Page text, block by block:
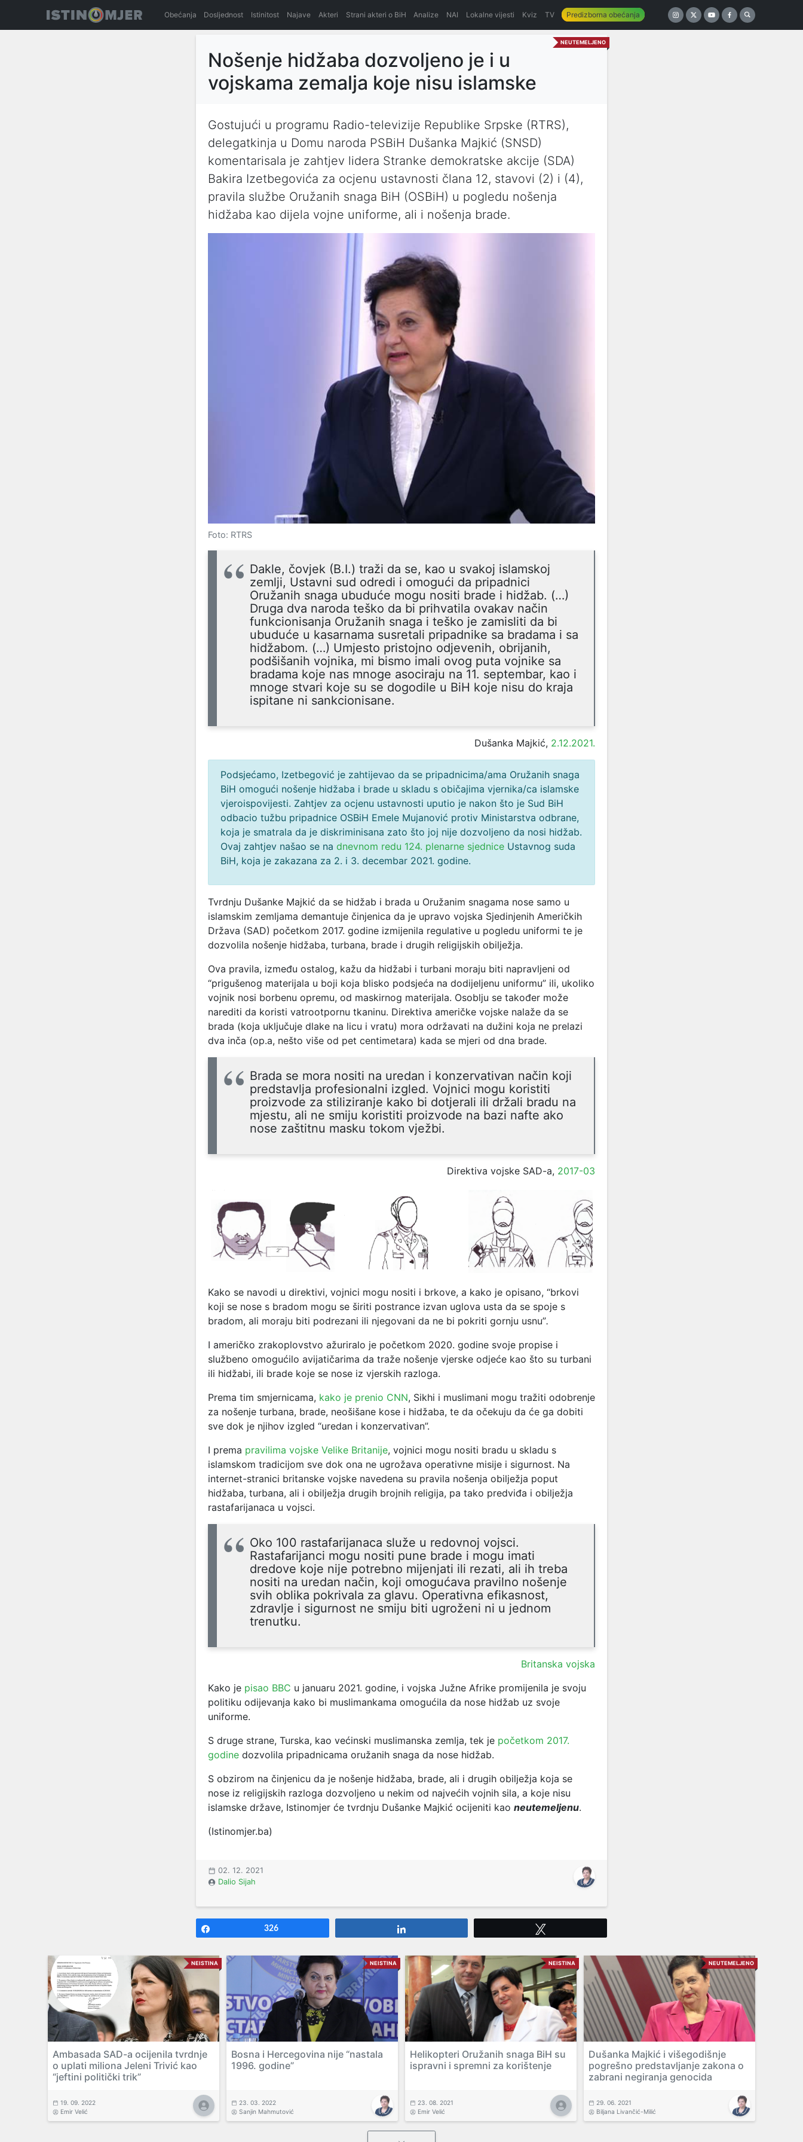
Obećanja Dosljednost Istinitost Najave Akteri Strani akteri o BiH Analize NAI Lokalne vijesti Kviz TV Predizborna obećanja
NEUTEMELJENO
Nošenje hidžaba dozvoljeno je i u
vojskama zemalja koje nisu islamske
Gostujući u programu Radio-televizije Republike Srpske (RTRS),
delegatkinja u Domu naroda PSBiH Dušanka Majkić (SNSD)
komentarisala je zahtjev lidera Stranke demokratske akcije (SDA)
Bakira Izetbegovića za ocjenu ustavnosti člana 12, stavovi (2) i (4),
pravila službe Oružanih snaga BiH (OSBiH) u pogledu nošenja
hidžaba kao dijela vojne uniforme, ali i nošenja brade.
Foto: RTRS
Dakle, čovjek (B.I.) traži da se, kao u svakoj islamskoj
zemlji, Ustavni sud odredi i omogući da pripadnici
Oružanih snaga ubuduće mogu nositi brade i hidžab. (…)
Druga dva naroda teško da bi prihvatila ovakav način
funkcionisanja Oružanih snaga i teško je zamisliti da bi
ubuduće u kasarnama susretali pripadnike sa bradama i sa
hidžabom. (…) Umjesto pristojno odjevenih, obrijanih,
podšišanih vojnika, mi bismo imali ovog puta vojnike sa
bradama koje nas mnoge asociraju na 11. septembar, kao i
mnoge stvari koje su se dogodile u BiH koje nisu do kraja
ispitane ni sankcionisane.
Dušanka Majkić, 2.12.2021.
Podsjećamo, Izetbegović je zahtijevao da se pripadnicima/ama Oružanih snaga
BiH omogući nošenje hidžaba i brade u skladu s običajima vjernika/ca islamske
vjeroispovijesti. Zahtjev za ocjenu ustavnosti uputio je nakon što je Sud BiH
odbacio tužbu pripadnice OSBiH Emele Mujanović protiv Ministarstva odbrane,
koja je smatrala da je diskriminisana zato što joj nije dozvoljeno da nosi hidžab.
Ovaj zahtjev našao se na dnevnom redu 124. plenarne sjednice Ustavnog suda
BiH, koja je zakazana za 2. i 3. decembar 2021. godine.
Tvrdnju Dušanke Majkić da se hidžab i brada u Oružanim snagama nose samo u
islamskim zemljama demantuje činjenica da je upravo vojska Sjedinjenih Američkih
Država (SAD) početkom 2017. godine izmijenila regulative u pogledu uniformi te je
dozvolila nošenje hidžaba, turbana, brade i drugih religijskih obilježja.
Ova pravila, između ostalog, kažu da hidžabi i turbani moraju biti napravljeni od
“prigušenog materijala u boji koja blisko podsjeća na dodijeljenu uniformu” ili, ukoliko
vojnik nosi borbenu opremu, od maskirnog materijala. Osoblju se također može
narediti da koristi vatrootpornu tkaninu. Direktiva američke vojske nalaže da se
brada (koja uključuje dlake na licu i vratu) mora održavati na dužini koja ne prelazi
dva inča (op.a, nešto više od pet centimetara) kada se mjeri od dna brade.
Brada se mora nositi na uredan i konzervativan način koji
predstavlja profesionalni izgled. Vojnici mogu koristiti
proizvode za stiliziranje kako bi dotjerali ili držali bradu na
mjestu, ali ne smiju koristiti proizvode na bazi nafte ako
nose zaštitnu masku tokom vježbi.
Direktiva vojske SAD-a, 2017-03
Kako se navodi u direktivi, vojnici mogu nositi i brkove, a kako je opisano, “brkovi
koji se nose s bradom mogu se širiti postrance izvan uglova usta da se spoje s
bradom, ali moraju biti podrezani ili njegovani da ne bi pokriti gornju usnu”.
I američko zrakoplovstvo ažuriralo je početkom 2020. godine svoje propise i
službeno omogućilo avijatičarima da traže nošenje vjerske odjeće kao što su turbani
ili hidžabi, ili brade koje se nose iz vjerskih razloga.
Prema tim smjernicama, kako je prenio CNN, Sikhi i muslimani mogu tražiti odobrenje
za nošenje turbana, brade, neošišane kose i hidžaba, te da očekuju da će ga dobiti
sve dok je njihov izgled “uredan i konzervativan”.
I prema pravilima vojske Velike Britanije, vojnici mogu nositi bradu u skladu s
islamskom tradicijom sve dok ona ne ugrožava operativne misije i sigurnost. Na
internet-stranici britanske vojske navedena su pravila nošenja obilježja poput
hidžaba, turbana, ali i obilježja drugih brojnih religija, pa tako predviđa i obilježja
rastafarijanaca u vojsci.
Oko 100 rastafarijanaca služe u redovnoj vojsci.
Rastafarijanci mogu nositi pune brade i mogu imati
dredove koje nije potrebno mijenjati ili rezati, ali ih treba
nositi na uredan način, koji omogućava pravilno nošenje
svih oblika pokrivala za glavu. Operativna efikasnost,
zdravlje i sigurnost ne smiju biti ugroženi ni u jednom
trenutku.
Britanska vojska
Kako je pisao BBC u januaru 2021. godine, i vojska Južne Afrike promijenila je svoju
politiku odijevanja kako bi muslimankama omogućila da nose hidžab uz svoje
uniforme.
S druge strane, Turska, kao većinski muslimanska zemlja, tek je početkom 2017.
godine dozvolila pripadnicama oružanih snaga da nose hidžab.
S obzirom na činjenicu da je nošenje hidžaba, brade, ali i drugih obilježja koja se
nose iz religijskih razloga dozvoljeno u nekim od najvećih vojnih sila, a koje nisu
islamske države, Istinomjer će tvrdnju Dušanke Majkić ocijeniti kao neutemeljenu.
(Istinomjer.ba)
02. 12. 2021
Dalio Sijah
326
NEISTINA
Ambasada SAD-a ocijenila tvrdnje
o uplati miliona Jeleni Trivić kao
“jeftini politički trik”
19. 09. 2022
Emir Velić
NEISTINA
Bosna i Hercegovina nije “nastala
1996. godine”
23. 03. 2022
Sanjin Mahmutović
NEISTINA
Helikopteri Oružanih snaga BiH su
ispravni i spremni za korištenje
23. 08. 2021
Emir Velić
NEUTEMELJENO
Dušanka Majkić i višegodišnje
pogrešno predstavljanje zakona o
zabrani negiranja genocida
29. 06. 2021
Biljana Livančić-Milić